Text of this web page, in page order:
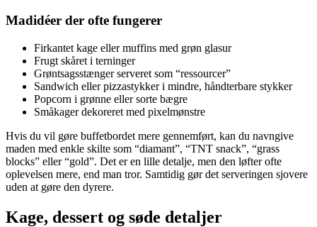
Madidéer der ofte fungerer
Firkantet kage eller muffins med grøn glasur
Frugt skåret i terninger
Grøntsagsstænger serveret som “ressourcer”
Sandwich eller pizzastykker i mindre, håndterbare stykker
Popcorn i grønne eller sorte bægre
Småkager dekoreret med pixelmønstre
Hvis du vil gøre buffetbordet mere gennemført, kan du navngive
maden med enkle skilte som “diamant”, “TNT snack”, “grass
blocks” eller “gold”. Det er en lille detalje, men den løfter ofte
oplevelsen mere, end man tror. Samtidig gør det serveringen sjovere
uden at gøre den dyrere.
Kage, dessert og søde detaljer